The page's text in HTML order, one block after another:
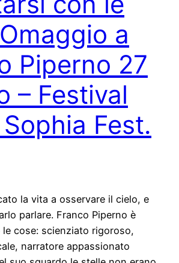
a
Piperno 27
– Festival
Fest.
la vita a osservare il cielo, e
parlare. Franco Piperno è
cose: scienziato rigoroso,
narratore appassionato